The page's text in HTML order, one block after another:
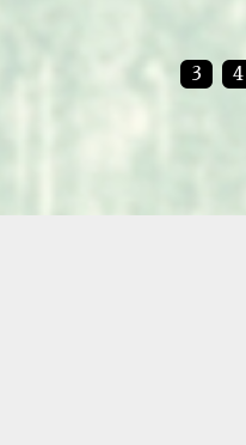
3 4